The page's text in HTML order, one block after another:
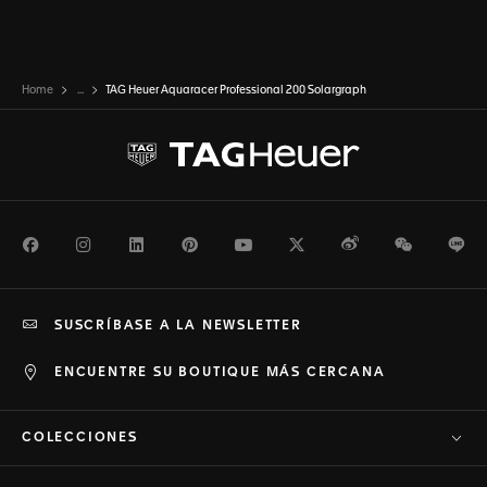
Home ... TAG Heuer Aquaracer Professional 200 Solargraph
FacebookInstagramLinkedInPinterestYoutubeTwitterWeiboWeChat
ENCUENTRE SU BOUTIQUE MÁS CERCANA
SUSCRÍBASE A LA NEWSLETTER
COLECCIONES